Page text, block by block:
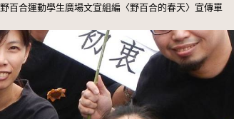
野百合運動學生廣場文宣組編〈野百合的春天〉宣傳單